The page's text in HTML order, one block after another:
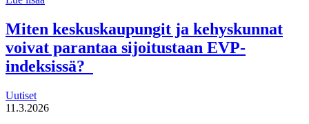
tekijät haluaa
uudistaa
maahanmuuttopolitiikkaa
Miten keskuskaupungit ja kehyskunnat
voivat parantaa sijoitustaan EVP-
indeksissä?
Uutiset
11.3.2026